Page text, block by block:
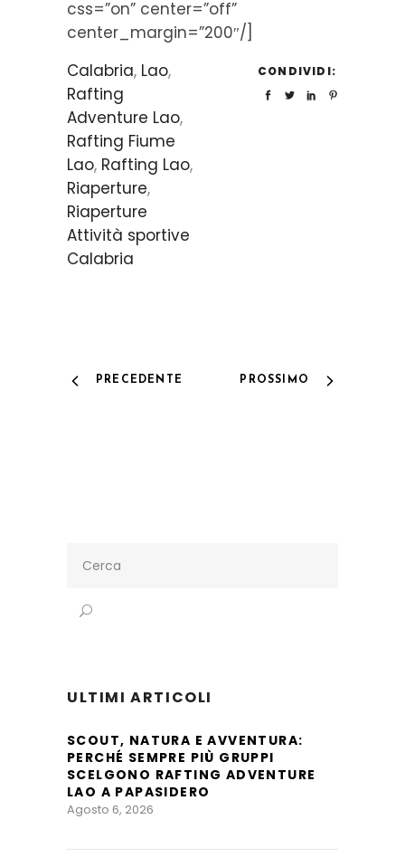
css=”on” center=”off”
center_margin=”200″/]
Calabria, Lao,
Rafting
Adventure Lao,
Rafting Fiume
Lao, Rafting Lao,
Riaperture,
Riaperture
Attività sportive
Calabria
CONDIVIDI:
PRECEDENTE PROSSIMO
for:
ULTIMI ARTICOLI
SCOUT, NATURA E AVVENTURA:
PERCHÉ SEMPRE PIÙ GRUPPI
SCELGONO RAFTING ADVENTURE
LAO A PAPASIDERO
Agosto 6, 2026